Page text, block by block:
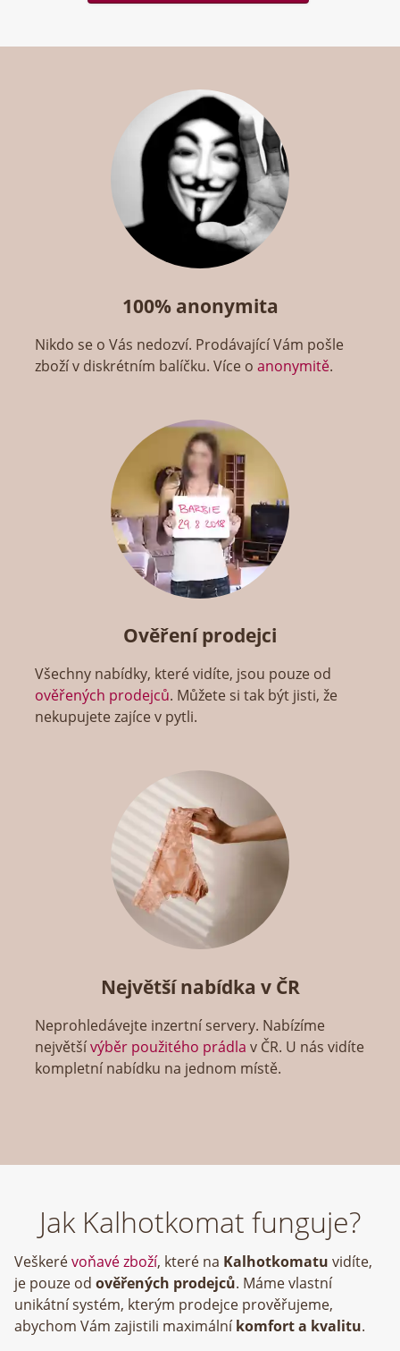
100% anonymita
Nikdo se o Vás nedozví. Prodávající Vám pošle
zboží v diskrétním balíčku. Více oanonymitě.
Ověření prodejci
Všechny nabídky, které vidíte, jsou pouze od
ověřených prodejců. Můžete si tak být jisti, že
nekupujete zajíce v pytli.
Největší nabídka v ČR
Neprohledávejte inzertní servery. Nabízíme
největšívýběr použitého prádla v ČR. U nás vidíte
kompletní nabídku na jednom místě.
Jak Kalhotkomat funguje?
Veškerévoňavé zboží, které na Kalhotkomatu vidíte,
je pouze od ověřených prodejců. Máme vlastní
unikátní systém, kterým prodejce prověřujeme,
abychom Vám zajistili maximálníkomfort a kvalitu.